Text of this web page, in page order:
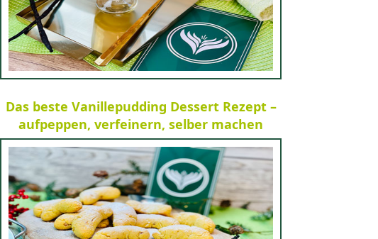
Das beste Vanillepudding Dessert Rezept –
aufpeppen, verfeinern, selber machen